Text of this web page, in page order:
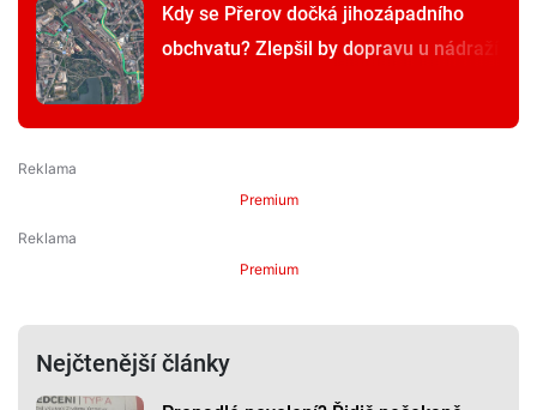
Kdy se Přerov dočká jihozápadního
obchvatu? Zlepšil by dopravu u nádraží
Premium
Premium
Nejčtenější články